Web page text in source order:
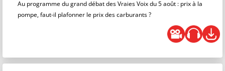
Au programme du grand débat des Vraies Voix du 5 août : prix à la
pompe, faut-il plafonner le prix des carburants ?